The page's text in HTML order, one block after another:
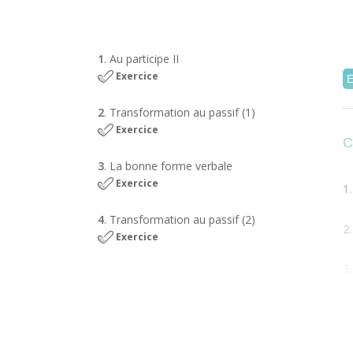
1. Au participe II
Exercice
2. Transformation au passif (1)
Exercice
3. La bonne forme verbale
Exercice
4. Transformation au passif (2)
Exercice